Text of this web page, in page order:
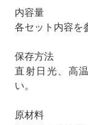
内容量
各セット内容を
保存方法
直射日光、高
い。
原材料